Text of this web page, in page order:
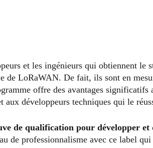
et les ingénieurs qui obtiennent le
de LoRaWAN. De fait, ils sont en
offre des avantages
aux développeurs techniques qui le
de qualification pour développer
de professionnalisme avec ce label